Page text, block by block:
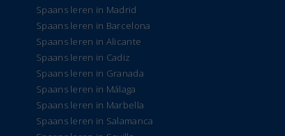
Spaans leren in Madrid
Spaans leren in Barcelona
Spaans leren in Alicante
Spaans leren in Cadiz
Spaans leren in Granada
Spaans leren in Málaga
Spaans leren in Marbella
Spaans leren in Salamanca